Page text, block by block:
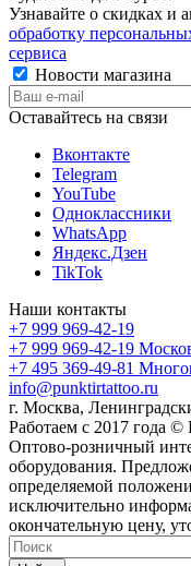
Узнавайте о скидках и
обработку
сервиса
Новости магазина
Оставайтесь на связи
Вконтакте
Telegram
YouTube
Одноклассники
WhatsApp
Яндекс.Дзен
TikTok
Наши контакты
+7 999 969-42-19
+7 999 969-42-19
+7 495 369-49-81
info@punktirtattoo.ru
г. Москва,
Работаем с 2017 года
Оптово-розничный
оборудования.
определяемой
исключительно
окончательную цену,